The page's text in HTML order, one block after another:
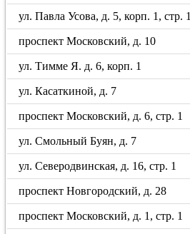
ул. Павла Усова, д. 5, корп. 1, стр. 1
проспект Московский, д. 10
ул. Тимме Я. д. 6, корп. 1
ул. Касаткиной, д. 7
проспект Московский, д. 6, стр. 1
ул. Смольный Буян, д. 7
ул. Северодвинская, д. 16, стр. 1
проспект Новгородский, д. 28
проспект Московский, д. 1, стр. 1